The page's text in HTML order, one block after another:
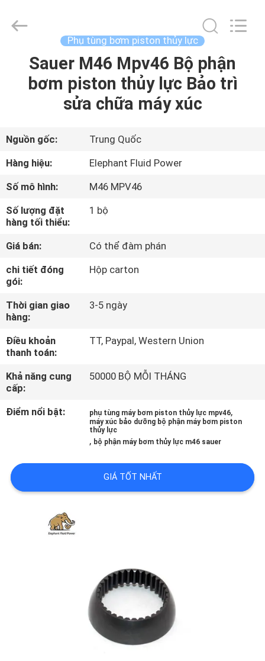
TRANG
CHỦ
SẢN
PHẨM
CHÚNG
TÔI
THAM
QUAN
NHÀ
MÁY
KIỂM
SOÁT
CHẤT
LIÊN
HỆ
CHÚNG
Elephant
Phụ tùng bơm piston thủy lực
Sauer M46 Mpv46 Bộ phận
bơm piston thủy lực Bảo trì
sửa chữa máy xúc
Nguồn gốc:
Trung Quốc
Hàng hiệu:
Elephant Fluid Power
Số mô hình:
M46 MPV46
Số lượng đặt
hàng tối thiểu:
1 bộ
Giá bán:
Có thể đàm phán
chi tiết đóng
gói:
Hộp carton
Thời gian giao
hàng:
3-5 ngày
Điều khoản
thanh toán:
TT, Paypal, Western Union
Khả năng cung
cấp:
50000 BỘ MỖI THÁNG
Điểm nổi bật: phụ tùng máy bơm piston thủy lực mpv46,
máy xúc bảo dưỡng bộ phận máy bơm piston
thủy lực
, bộ phận máy bơm thủy lực m46 sauer
GIÁ TỐT NHẤT